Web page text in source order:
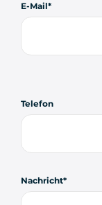
E-Mail
Telefon
Nachricht